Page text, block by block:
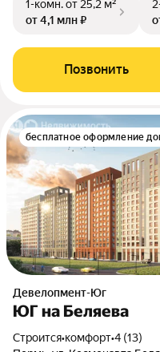
1-комн.от 25,2 м²
от 4,1 млн ₽
Позвонить
Девелопмент-Юг
ЮГ на Беляева
Строится•комфорт•4 (13)